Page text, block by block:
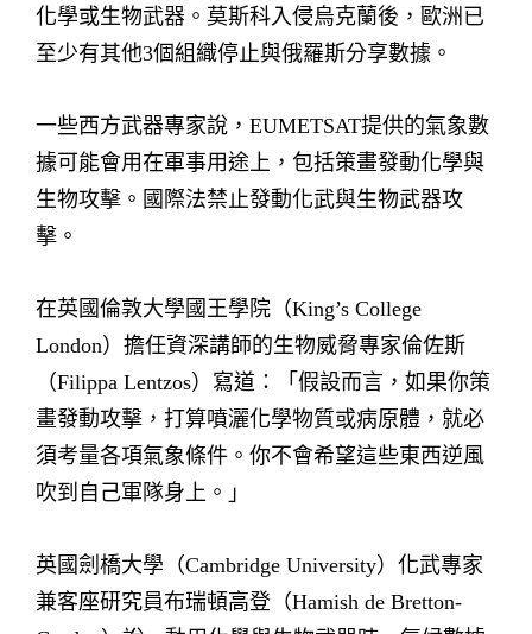
化學或生物武器。莫斯科入侵烏克蘭後，歐洲已
至少有其他3個組織停止與俄羅斯分享數據。
一些西方武器專家說，EUMETSAT提供的氣象數
據可能會用在軍事用途上，包括策畫發動化學與
生物攻擊。國際法禁止發動化武與生物武器攻
擊。
在英國倫敦大學國王學院（King’s College
London）擔任資深講師的生物威脅專家倫佐斯
（Filippa Lentzos）寫道：「假設而言，如果你策
畫發動攻擊，打算噴灑化學物質或病原體，就必
須考量各項氣象條件。你不會希望這些東西逆風
吹到自己軍隊身上。」
英國劍橋大學（Cambridge University）化武專家
兼客座研究員布瑞頓高登（Hamish de Bretton-